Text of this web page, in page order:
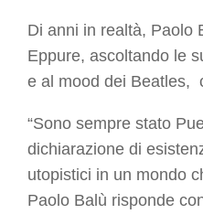
Di anni in realtà, Paolo
Eppure, ascoltando le
e al mood dei Beatles,
“Sono sempre stato
dichiarazione di
utopistici in un mondo
Paolo Balù risponde